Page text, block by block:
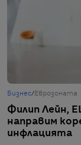
Бизнес/ Еврозоната
Филип Лейн,
направим
инфлацията